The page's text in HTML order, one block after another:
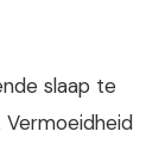
slaap te